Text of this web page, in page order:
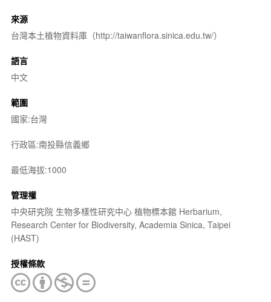
來源
台灣本土植物資料庫（http://taiwanflora.sinica.edu.tw/）
語言
中文
範圍
國家:台灣
行政區:南投縣信義鄉
最低海拔:1000
管理權
中央研究院 生物多樣性研究中心 植物標本館 Herbarium,
Research Center for Biodiversity, Academia Sinica, Taipei
(HAST)
授權條款